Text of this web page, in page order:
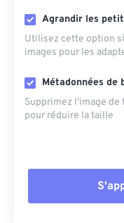
Agrandir les
Utilisez cette option
images pour les
Métadonnées de
Supprimez l'image de
pour réduire la taille